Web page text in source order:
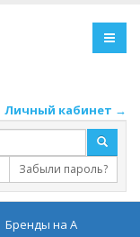
Личный кабинет →
Забыли пароль?
Бренды на A